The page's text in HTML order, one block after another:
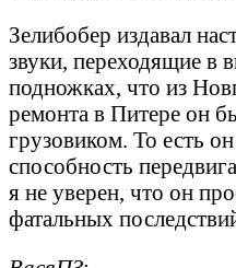
Зелибобер издавал
звуки, переходящие в
подножках, что из
ремонта в Питере он
грузовиком. То есть
способность
я не уверен, что он
фатальных